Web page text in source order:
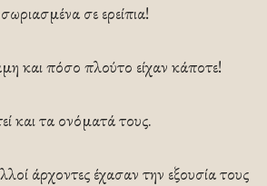
σε ερείπια!
και πόσο πλούτο είχαν κάποτε!
και τα ονόματά τους.
άρχοντες έχασαν την εξουσία τους